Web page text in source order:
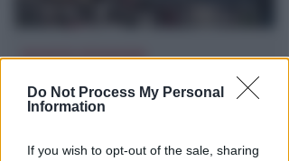
Do Not Process My Personal
Information
If you wish to opt-out of the sale, sharing
RICHIESTA SPIEGAZIONI
Post razzista legato a Riccione
su un canale a nome Lega. La
sindaca: gravissimo
diRedazione